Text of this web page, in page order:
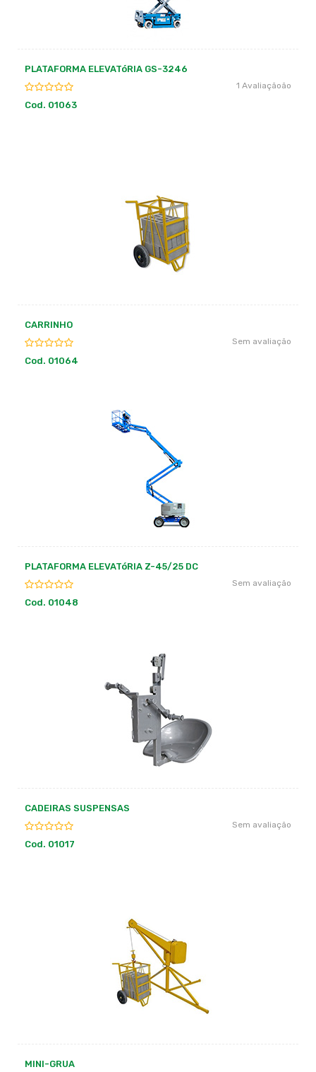
PLATAFORMA ELEVATóRIA GS-3246
1 Avaliaçãoão
Cod. 01063
CARRINHO
Sem avaliação
Cod. 01064
PLATAFORMA ELEVATóRIA Z-45/25 DC
Sem avaliação
Cod. 01048
CADEIRAS SUSPENSAS
Sem avaliação
Cod. 01017
MINI-GRUA